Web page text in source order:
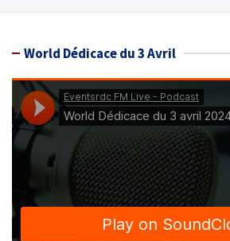
World Dédicace du 3 Avril